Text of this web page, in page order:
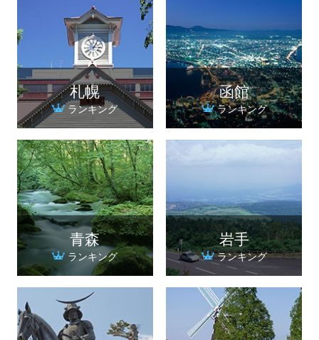
札幌
ランキング
函館
ランキング
青森
ランキング
岩手
ランキング